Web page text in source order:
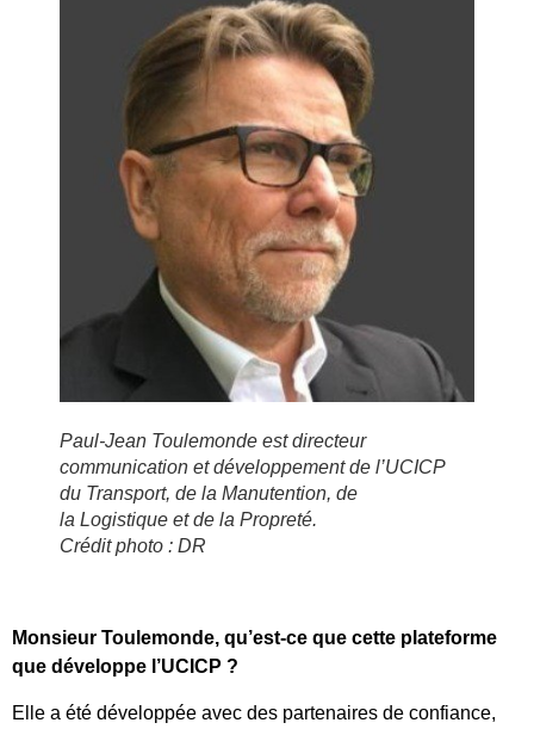
Paul-Jean Toulemonde est directeur
communication et développement de l’UCICP
du Transport, de la Manutention, de
la Logistique et de la Propreté.
Crédit photo : DR
Monsieur Toulemonde, qu’est-ce que cette plateforme
que développe l’UCICP ?
Elle a été développée avec des partenaires de confiance,